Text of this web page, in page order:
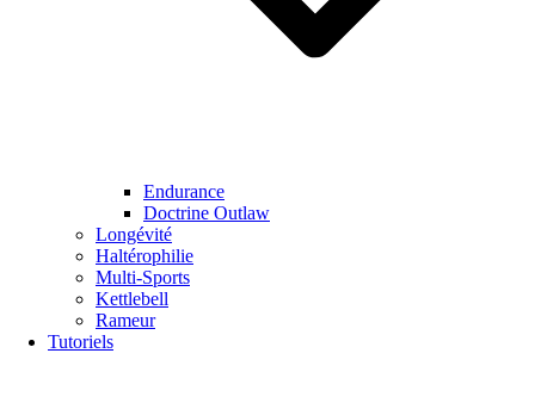
Endurance
Doctrine Outlaw
Longévité
Haltérophilie
Multi-Sports
Kettlebell
Rameur
Tutoriels